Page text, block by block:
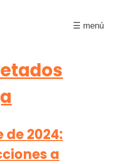
☰ menú
2024:
a